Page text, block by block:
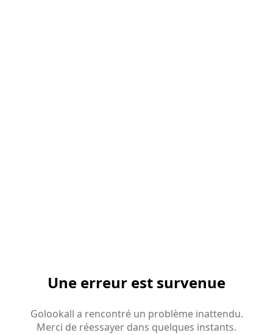
Une erreur est survenue
Golookall a rencontré un problème inattendu.
Merci de réessayer dans quelques instants.